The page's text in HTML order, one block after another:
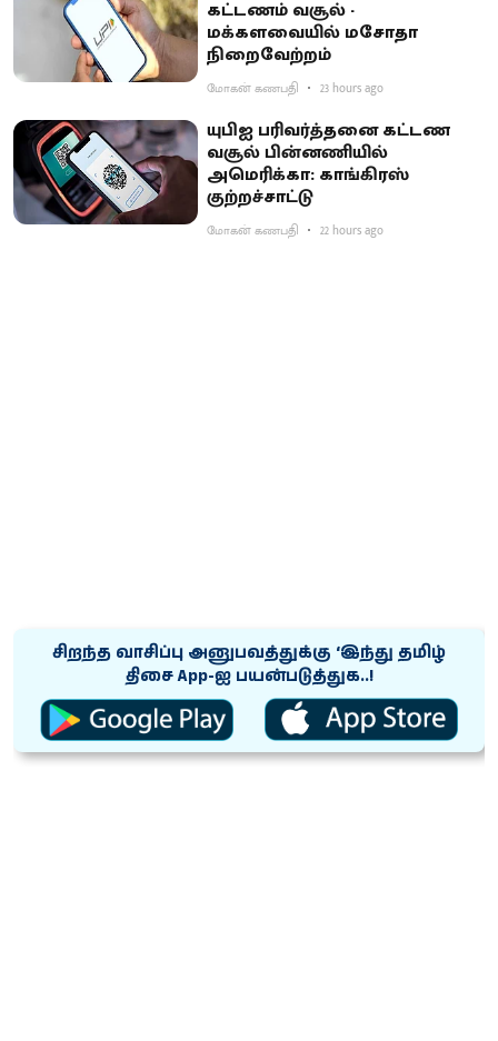
கட்டணம் வசூல் -
மக்களவையில் மசோதா
நிறைவேற்றம்
மோகன் கணபதி 23 hours ago
யுபிஐ பரிவர்த்தனை கட்டண
வசூல் பின்னணியில்
அமெரிக்கா: காங்கிரஸ்
குற்றச்சாட்டு
மோகன் கணபதி 22 hours ago
சிறந்த வாசிப்பு அனுபவத்துக்கு ‘இந்து தமிழ்
திசை App-ஐ பயன்படுத்துக..!